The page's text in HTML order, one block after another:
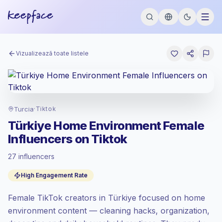
Vizualizează toate listele
Turcia· Tiktok
Türkiye Home Environment Female
Influencers on Tiktok
27 influencers
High Engagement Rate
Female TikTok creators in Türkiye focused on home
environment content — cleaning hacks, organization,
prețuiește la rata piață standard setată de
Reach mixt, audiențele mai mari = mai mult
valoare per contact.